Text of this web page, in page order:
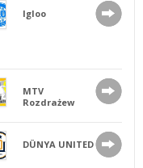
Igloo
MTV
Rozdrażew
DÜNYA UNITED